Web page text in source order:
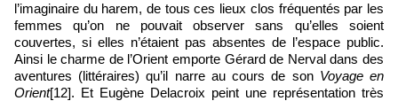
l’imaginaire du harem, de tous ces lieux clos fréquentés par les
femmes qu’on ne pouvait observer sans qu’elles soient
couvertes, si elles n’étaient pas absentes de l’espace public.
Ainsi le charme de l’Orient emporte Gérard de Nerval dans des
aventures (littéraires) qu’il narre au cours de son Voyage en
Orient[12]. Et Eugène Delacroix peint une représentation très